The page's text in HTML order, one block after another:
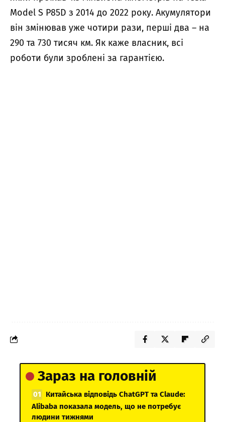
Model S P85D з 2014 до 2022 року. Акумулятори
він змінював уже чотири рази, перші два – на
290 та 730 тисяч км. Як каже власник, всі
роботи були зроблені за гарантією.
Зараз на головній
Китайська відповідь ChatGPT та Claude:
Alibaba показала модель, що не потребує
людини тижнями